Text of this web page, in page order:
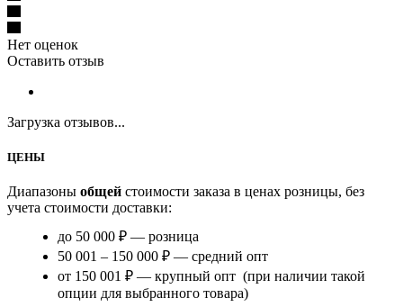
Нет оценок
Оставить отзыв
Загрузка отзывов...
ЦЕНЫ
Диапазоны общей стоимости заказа в ценах розницы, без
учета стоимости доставки:
до 50 000 ₽ — розница
50 001 – 150 000 ₽ — средний опт
от 150 001 ₽ — крупный опт (при наличии такой
опции для выбранного товара)